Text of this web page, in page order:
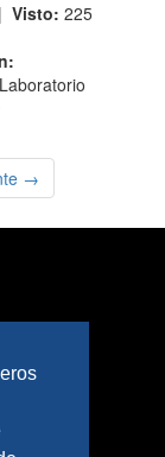
Visto: 225
→